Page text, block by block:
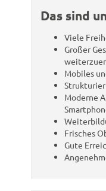
Das sind
Viele
Großer
Mobiles
Moderne
Frisches
Gute